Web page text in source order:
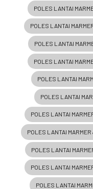
POLES LANTAI
POLES LANTAI
POLES LANTAI
POLES LANTAI
POLES LANTAI
POLES LANTAI
POLES LANTAI
POLES LANTAI
POLES LANTAI
POLES LANTAI
POLES LANTAI